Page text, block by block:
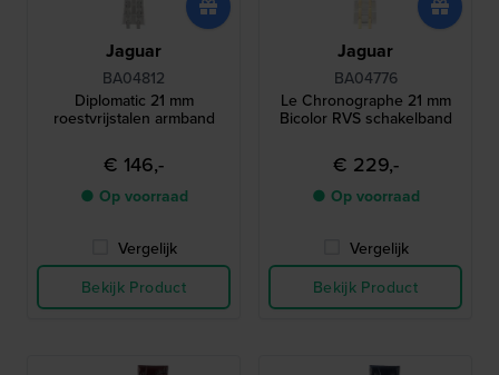
Jaguar
BA04812
Diplomatic 21 mm
roestvrijstalen armband
€ 146,-
● Op voorraad
Vergelijk
Bekijk Product
Jaguar
BA04776
Le Chronographe 21 mm
Bicolor RVS schakelband
€ 229,-
● Op voorraad
Vergelijk
Bekijk Product